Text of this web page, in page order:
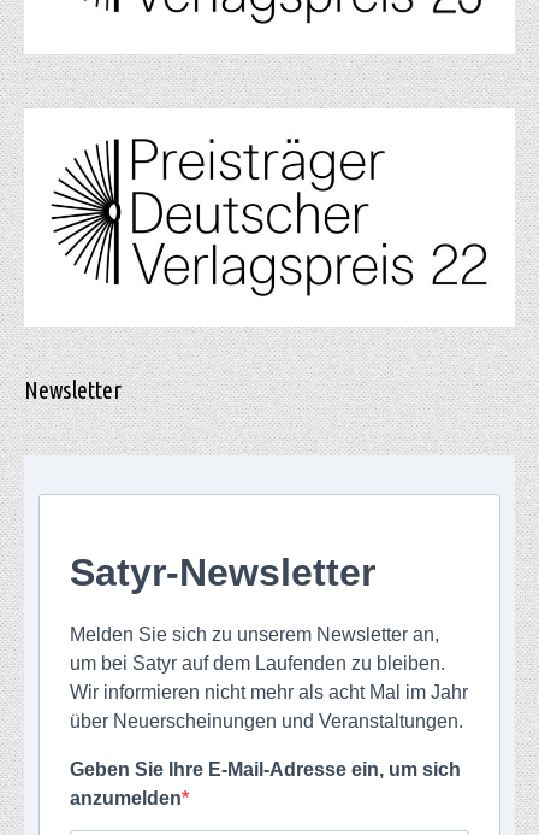
Newsletter
Satyr-Newsletter
Melden Sie sich zu unserem Newsletter an,
um bei Satyr auf dem Laufenden zu bleiben.
Wir informieren nicht mehr als acht Mal im Jahr
über Neuerscheinungen und Veranstaltungen.
Geben Sie Ihre E-Mail-Adresse ein, um sich
anzumelden